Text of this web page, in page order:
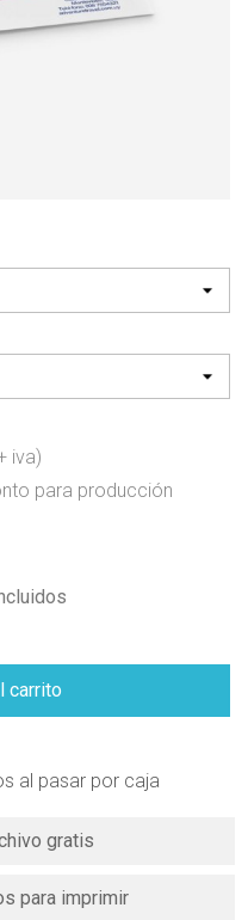
iva)
para producción
carrito
al pasar por caja
gratis
para imprimir